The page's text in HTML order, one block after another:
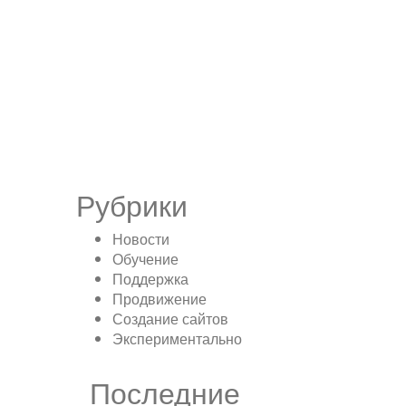
Рубрики
Новости
Обучение
Поддержка
Продвижение
Создание сайтов
Экспериментально
Последние